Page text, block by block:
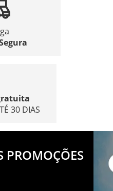
30 DIAS
PROMOÇÕES